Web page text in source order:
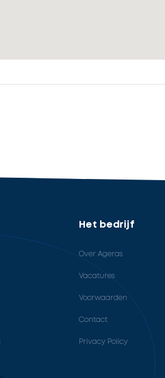
Het bedrijf
Over Ageras
Vacatures
Voorwaarden
Contact
Privacy Policy